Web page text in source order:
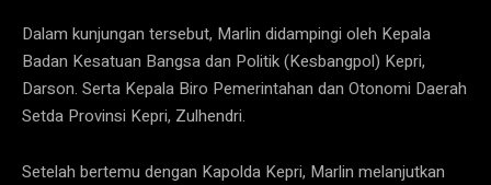
Dalam kunjungan tersebut, Marlin didampingi oleh Kepala
Badan Kesatuan Bangsa dan Politik (Kesbangpol) Kepri,
Darson. Serta Kepala Biro Pemerintahan dan Otonomi Daerah
Setda Provinsi Kepri, Zulhendri.
Setelah bertemu dengan Kapolda Kepri, Marlin melanjutkan